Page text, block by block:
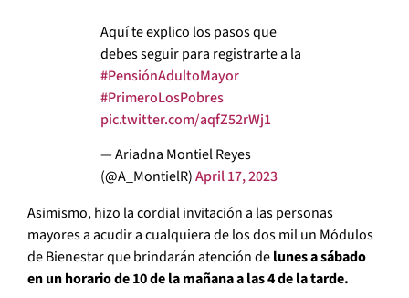
Aquí te explico los pasos que
debes seguir para registrarte a la
#PensiónAdultoMayor
#PrimeroLosPobres
pic.twitter.com/aqfZ52rWj1
— Ariadna Montiel Reyes
(@A_MontielR)April 17, 2023
Asimismo, hizo la cordial invitación a las personas
mayores a acudir a cualquiera de los dos mil un Módulos
de Bienestar que brindarán atención delunes a sábado
en un horario de 10 de la mañana a las 4 de la tarde.